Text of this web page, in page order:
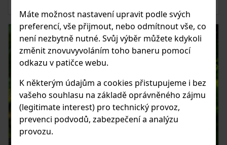
Máte možnost nastavení upravit podle svých
preferencí, vše přijmout, nebo odmítnout vše, co
není nezbytně nutné. Svůj výběr můžete kdykoli
změnit znovuvyvoláním toho baneru pomocí
odkazu v patičce webu.
K některým údajům a cookies přistupujeme i bez
vašeho souhlasu na základě oprávněného zájmu
(legitimate interest) pro technický provoz,
prevenci podvodů, zabezpečení a analýzu
provozu.